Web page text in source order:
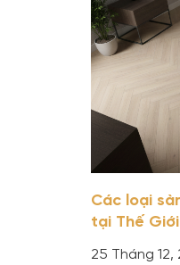
Các loại
tại Thế
25 Tháng 12,